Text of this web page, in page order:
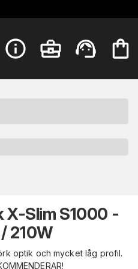
X-Slim S1000 -
210W
optik och mycket låg profil.